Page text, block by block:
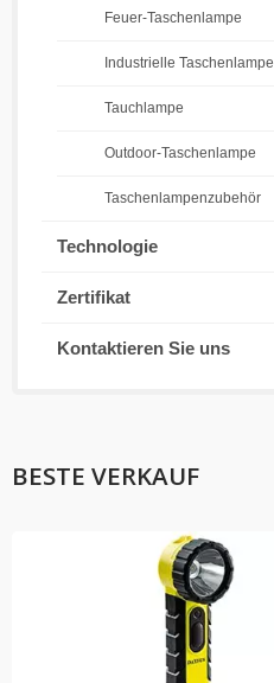
Feuer-Taschenlampe
Industrielle Taschenlampe
Tauchlampe
Outdoor-Taschenlampe
Taschenlampenzubehör
Technologie
Zertifikat
Kontaktieren Sie uns
BESTE VERKAUF